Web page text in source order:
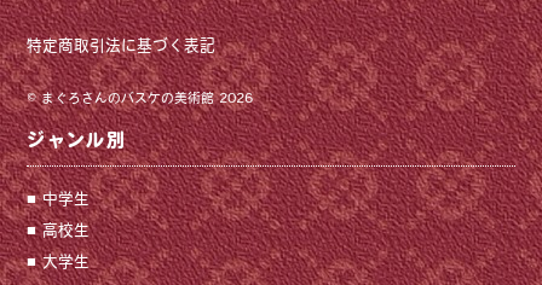
特定商取引法に基づく表記
©まぐろさんのバスケの美術館2026
ジャンル別
中学生
高校生
大学生